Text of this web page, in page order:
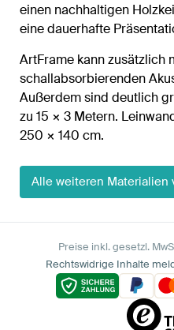
einen nachhaltigen
eine dauerhafte
ArtFrame kann zusätzlich
schallabsorbierenden
Außerdem sind deutlich
zu 15 × 3 Metern.
250 × 140 cm.
Alle weiteren Materialien
Preise inkl. gesetzl.
Rechtswidrige Inhalte